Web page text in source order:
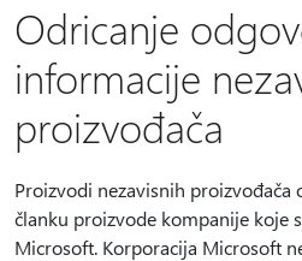
Odricanje
informacije
proizvođača
Proizvodi nezavisnih
članku proizvode kompanije koje
Microsoft. Korporacija Microsoft